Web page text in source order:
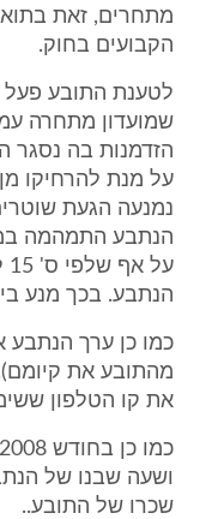
מתחרים, זאת
הקבועים בחוק.
לטענת התובע פעל
שמועדון מתחרה
על מנת להרחיקו
נמנעה הגעת
הנתבע התמהמה
הנתבע. בכך מנע
כמו כן ערך הנתבע
מהתובע את
את קו הטלפון
ושעה שבנו של
שכרו של התובע..